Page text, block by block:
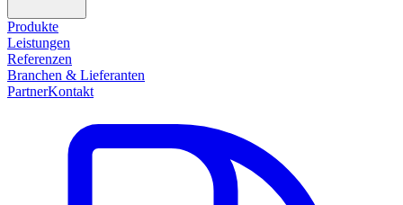
Produkte
Leistungen
Referenzen
Branchen & Lieferanten
PartnerKontakt